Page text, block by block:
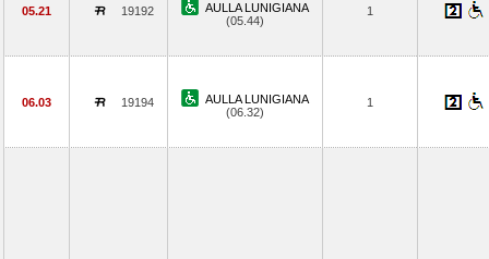
05.21 19192
AULLA LUNIGIANA
(05.44)
1
06.03 19194
AULLA LUNIGIANA
(06.32)
1